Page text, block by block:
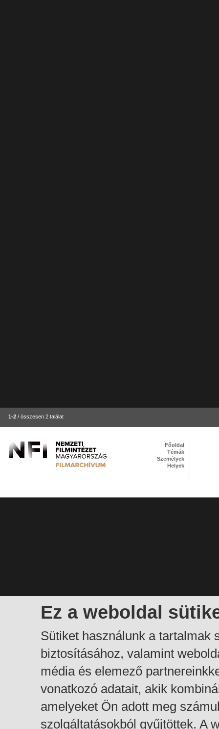
1-2 / összesen 2 találat
Ez a weboldal
Sütiket használunk a tartalmak
biztosításához, valamint
média és elemező
vonatkozó adatait, akik
amelyeket Ön adott meg
szolgáltatásokból gyűjtöttek. A
Főoldal
Témák
Személyek
Helyek